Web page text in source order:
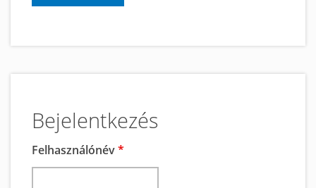
Bejelentkezés
Felhasználónév*